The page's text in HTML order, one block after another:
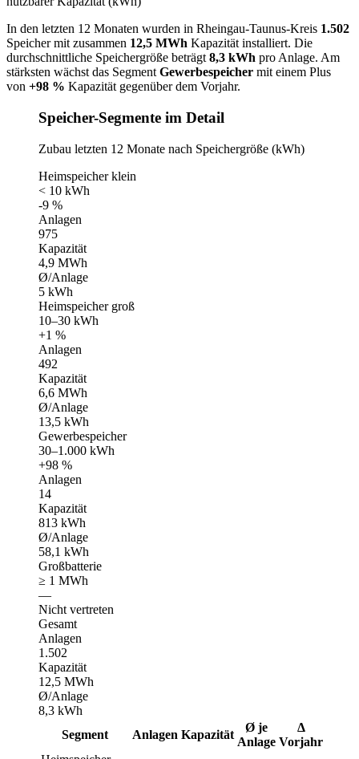
In den letzten 12 Monaten wurden in Rheingau-Taunus-Kreis 1.502
Speicher mit zusammen 12,5 MWh Kapazität installiert. Die
durchschnittliche Speichergröße beträgt 8,3 kWh pro Anlage. Am
stärksten wächst das Segment Gewerbespeicher mit einem Plus
von +98 % Kapazität gegenüber dem Vorjahr.
Speicher-Segmente im Detail
Zubau letzten 12 Monate nach Speichergröße (kWh)
Heimspeicher klein
< 10 kWh
-9 %
Anlagen
975
Kapazität
4,9 MWh
Ø/Anlage
5 kWh
Heimspeicher groß
10–30 kWh
+1 %
Anlagen
492
Kapazität
6,6 MWh
Ø/Anlage
13,5 kWh
Gewerbespeicher
30–1.000 kWh
+98 %
Anlagen
14
Kapazität
813 kWh
Ø/Anlage
58,1 kWh
Großbatterie
≥ 1 MWh
—
Nicht vertreten
Gesamt
Anlagen
1.502
Kapazität
12,5 MWh
Ø/Anlage
8,3 kWh
Segment
Anlagen Kapazität
Ø je
Anlage
Δ
Vorjahr